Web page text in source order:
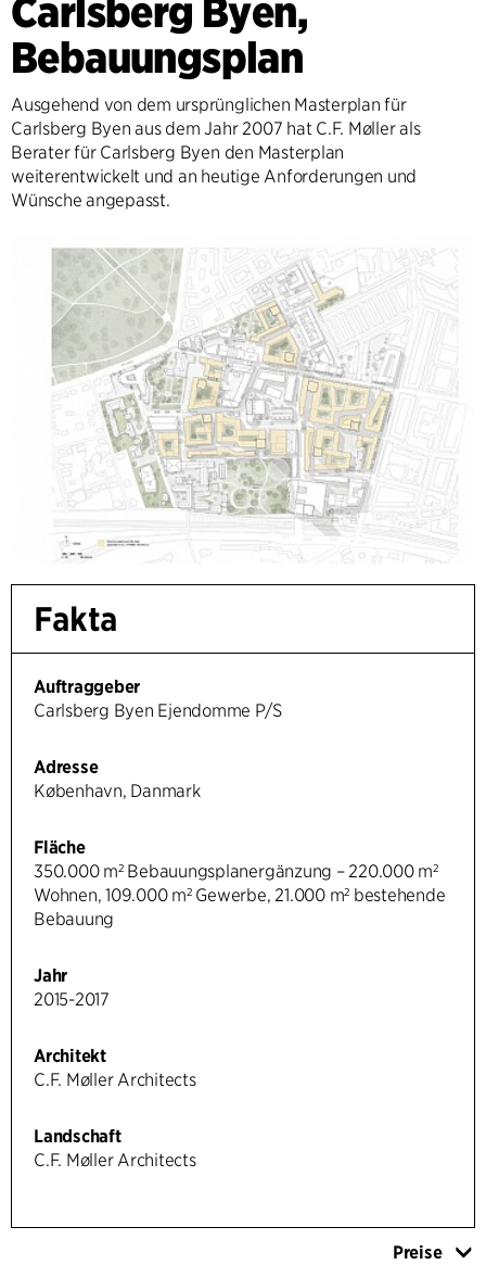
Carlsberg Byen,
Bebauungsplan
Ausgehend von dem ursprünglichen Masterplan für
Carlsberg Byen aus dem Jahr 2007 hat C.F. Møller als
Berater für Carlsberg Byen den Masterplan
weiterentwickelt und an heutige Anforderungen und
Wünsche angepasst.
Fakta
Auftraggeber
Carlsberg Byen Ejendomme P/S
Adresse
København, Danmark
Fläche
350.000 m² Bebauungsplanergänzung – 220.000 m²
Wohnen, 109.000 m² Gewerbe, 21.000 m² bestehende
Bebauung
Jahr
2015-2017
Architekt
C.F. Møller Architects
Landschaft
C.F. Møller Architects
Preise